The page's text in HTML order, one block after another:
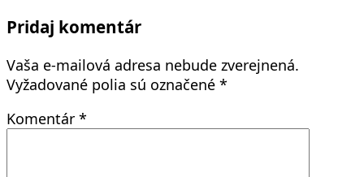
Pridaj komentár
Vaša e-mailová adresa nebude zverejnená.
Vyžadované polia sú označené *
Komentár *